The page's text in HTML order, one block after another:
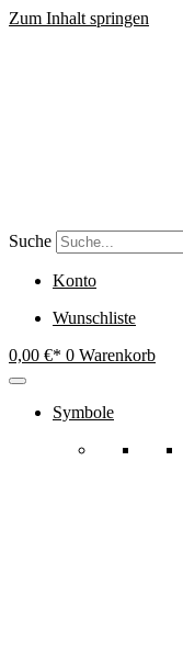
Zum Inhalt springen
Suche
Konto
Wunschliste
0,00 € 0 Warenkorb
Symbole